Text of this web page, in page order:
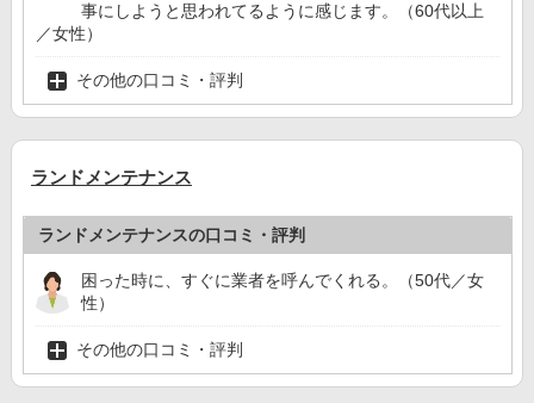
事にしようと思われてるように感じます。（60代以上
／女性）
その他の口コミ・評判
ランドメンテナンス
ランドメンテナンスの口コミ・評判
困った時に、すぐに業者を呼んでくれる。（50代／女
性）
その他の口コミ・評判